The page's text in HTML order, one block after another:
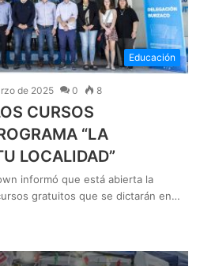
Educación
de 2025 0 8
CURSOS
“LA
LOCALIDAD”
informó que está abierta la
gratuitos que se dictarán en…